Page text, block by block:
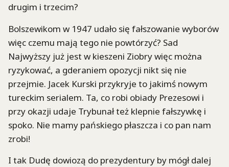
drugim i trzecim?
Bolszewikom w 1947 udało się fałszowanie wyborów
więc czemu mają tego nie powtórzyć? Sad
Najwyższy już jest w kieszeni Ziobry więc można
ryzykować, a gderaniem opozycji nikt się nie
przejmie. Jacek Kurski przykryje to jakimś nowym
tureckim serialem. Ta, co robi obiady Prezesowi i
przy okazji udaje Trybunał też klepnie fałszywkę i
spoko. Nie mamy pańskiego płaszcza i co pan nam
zrobi!
I tak Dudę dowiozą do prezydentury by mógł dalej